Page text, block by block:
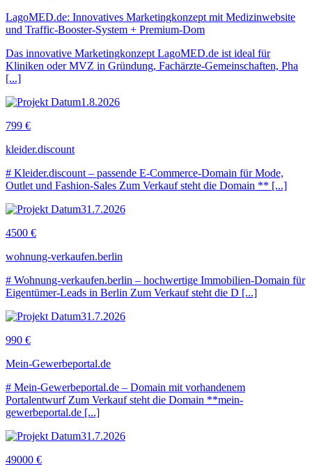
LagoMED.de: Innovatives Marketingkonzept mit Medizinwebsite
und Traffic-Booster-System + Premium-Dom
Das innovative Marketingkonzept LagoMED.de ist ideal für
Kliniken oder MVZ in Gründung, Fachärzte-Gemeinschaften, Pha
[...]
1.8.2026
799 €
kleider.discount
# Kleider.discount – passende E-Commerce-Domain für Mode,
Outlet und Fashion-Sales Zum Verkauf steht die Domain ** [...]
31.7.2026
4500 €
wohnung-verkaufen.berlin
# Wohnung-verkaufen.berlin – hochwertige Immobilien-Domain für
Eigentümer-Leads in Berlin Zum Verkauf steht die D [...]
31.7.2026
990 €
Mein-Gewerbeportal.de
# Mein-Gewerbeportal.de – Domain mit vorhandenem
Portalentwurf Zum Verkauf steht die Domain **mein-
gewerbeportal.de [...]
31.7.2026
49000 €